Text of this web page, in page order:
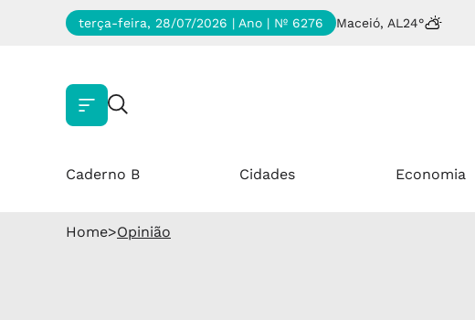
terça-feira, 28/07/2026 | Ano | Nº 6276 Maceió, AL 24°
Caderno B Cidades Economia
Home>Opinião